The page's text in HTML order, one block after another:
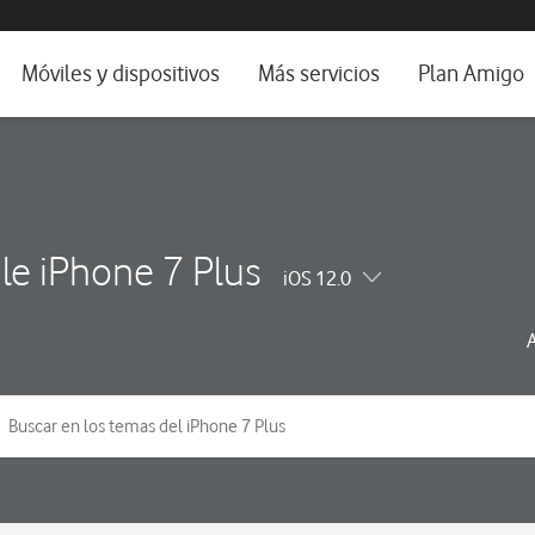
e idioma
Móviles y dispositivos Más servicios Plan Amigo
iPhone 7 Plus iOS 12.0